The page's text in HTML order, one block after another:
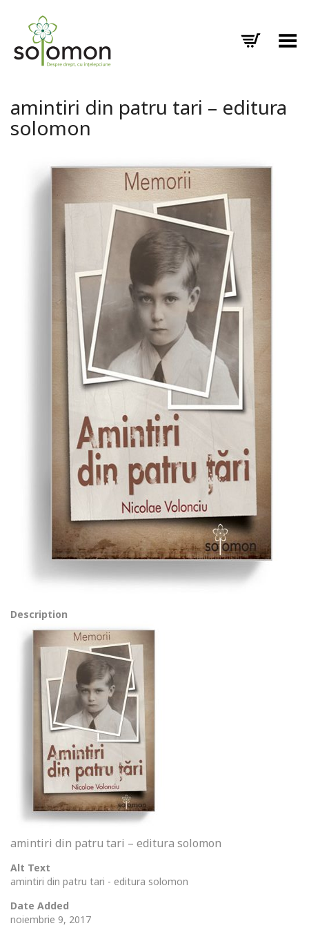
Toggle Menu
amintiri din patru tari – editura
solomon
Description
amintiri din patru tari – editura solomon
Alt Text
amintiri din patru tari - editura solomon
Date Added
noiembrie 9, 2017